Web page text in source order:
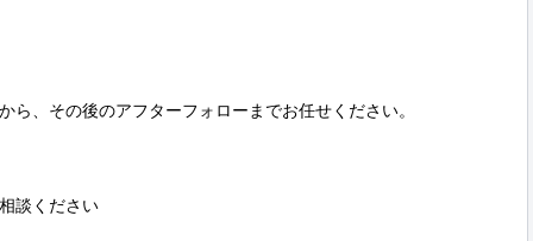
ら、その後のアフターフォローまでお任せください。
談ください